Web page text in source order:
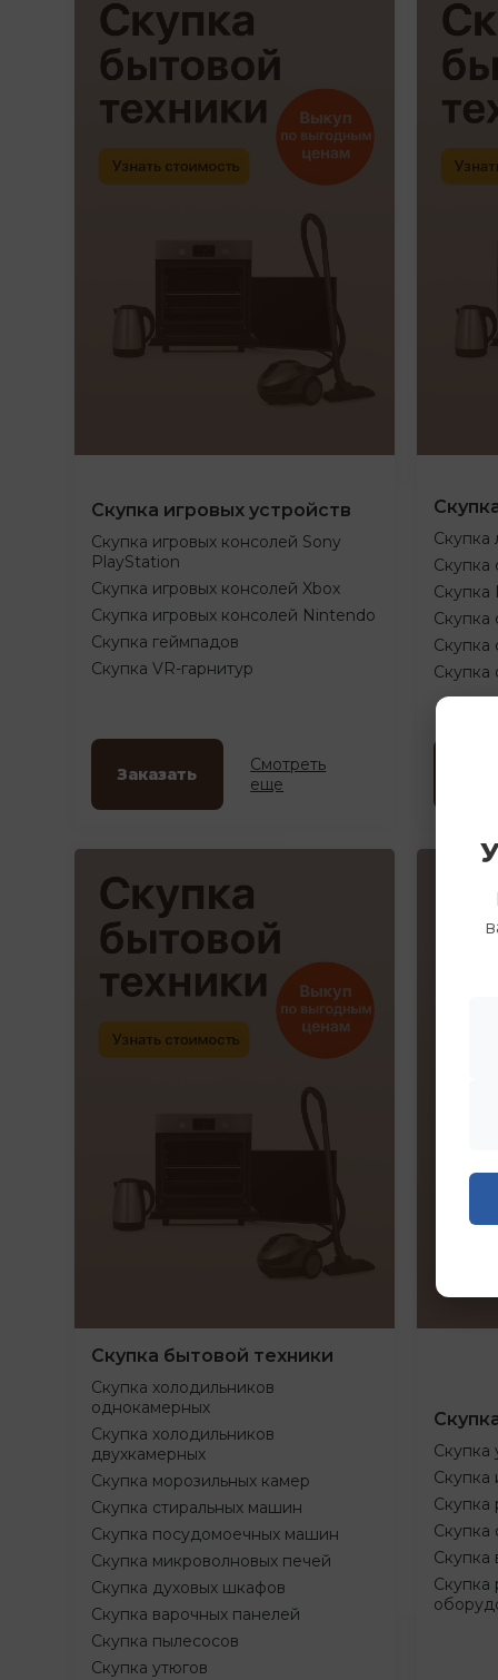
Скупка игровых устройств
Скупка игровых консолей Sony
PlayStation
Скупка игровых консолей Xbox
Скупка игровых консолей Nintendo
Скупка геймпадов
Скупка VR-гарнитур
Заказать
Смотреть
еще
Скупка
Скупка
Скупка
Скупка
Скупка
Скупка бытовой техники
Скупка холодильников
однокамерных
Скупка холодильников
двухкамерных
Скупка морозильных камер
Скупка стиральных машин
Скупка посудомоечных машин
Скупка микроволновых печей
Скупка духовых шкафов
Скупка варочных панелей
Скупка пылесосов
Скупка утюгов
Скупка
Скупка
Скупка
Скупка
Скупка
Скупка